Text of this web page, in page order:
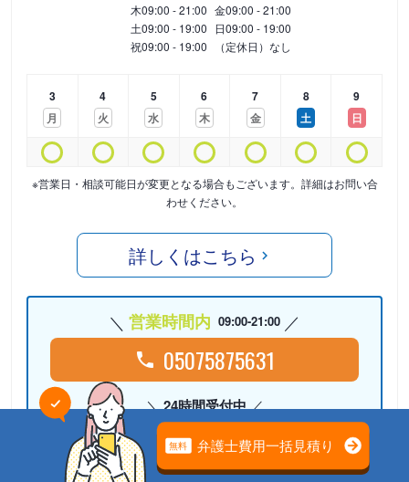
木09:00 - 21:00 金09:00 - 21:00
土09:00 - 19:00 日09:00 - 19:00
祝09:00 - 19:00 （定休日）なし
3
月
4
火
5
水
6
木
7
金
8
土
9
日
※営業日・相談可能日が変更となる場合もございます。詳細はお問い合
わせください。
詳しくはこちら
営業時間内 09:00-21:00
05075875631
24時間受付中
Webで相談